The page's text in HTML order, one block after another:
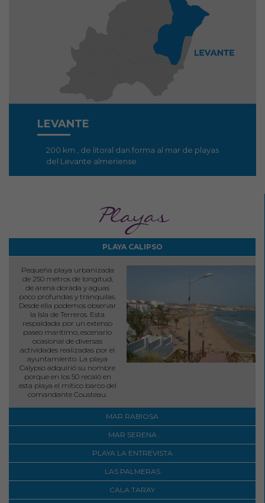
Playas
PLAYA CALIPSO
Pequeña playa urbanizada
de 250 metros de longitud,
de arena dorada y aguas
poco profundas y tranquilas.
Desde ella podemos observar
la Isla de Terreros. Esta
respaldada por un extenso
paseo marítimo, escenario
ocasional de diversas
actividades realizadas por el
ayuntamiento. La playa
Calypso adquirió su nombre
porque en los 50 recaló en
esta playa el mítico barco del
comandante Cousteau.
MAR RABIOSA
MAR SERENA
PLAYA LA ENTREVISTA
LAS PALMERAS
CALA TARAY
LEVANTE
200 km , de litoral dan forma al mar de playas
del Levante almeriense